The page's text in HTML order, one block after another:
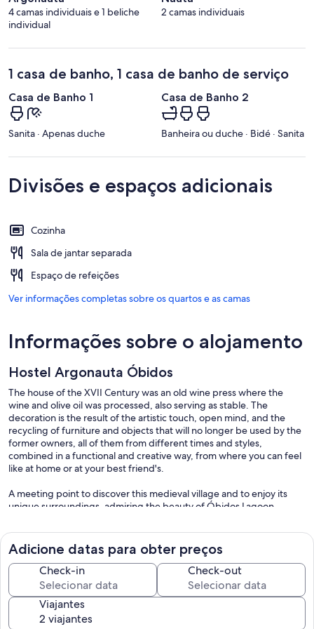
4 camas individuais e 1 beliche
individual
2 camas individuais
1 casa de banho, 1 casa de banho de serviço
Casa de Banho 1
Sanita · Apenas duche
Casa de Banho 2
Banheira ou duche · Bidé · Sanita
Divisões e espaços adicionais
Cozinha
Sala de jantar separada
Espaço de refeições
Ver informações completas sobre os quartos e as camas
Informações sobre o alojamento
Hostel Argonauta Óbidos
The house of the XVII Century was an old wine press where the
wine and olive oil was processed, also serving as stable. The
decoration is the result of the artistic touch, open mind, and the
recycling of furniture and objects that will no longer be used by the
former owners, all of them from different times and styles,
combined in a functional and creative way, from where you can feel
like at home or at your best friend's.
A meeting point to discover this medieval village and to enjoy its
unique surroundings, admiring the beauty of Óbidos Lagoon,
live on the banks of the lagoon.
Located in the beautiful medieval village of Óbidos. In the district of
crafts and artisans, historical center of the millenary castle of the
village of Obidos, on a small hill, where Celtiberos, Phoenicians,
Romans, Arabs, Gothic, Renaissance, Baroque...
There are two bedrooms. One with 4 single beds, a bunk bed and
another private double room. Shared bathroom facilities.
Adicione datas para obter preços
Check-in Check-out
Viajantes